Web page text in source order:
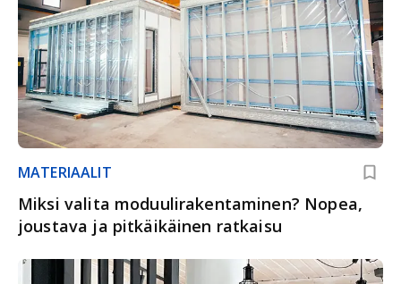
MATERIAALIT
Miksi valita moduulirakentaminen? Nopea,
joustava ja pitkäikäinen ratkaisu